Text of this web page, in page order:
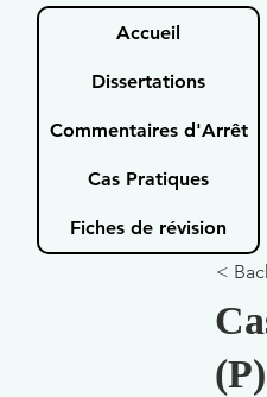
Accueil
Dissertations
Commentaires d'Arrêt
Cas Pratiques
Fiches de révision
<
(P)